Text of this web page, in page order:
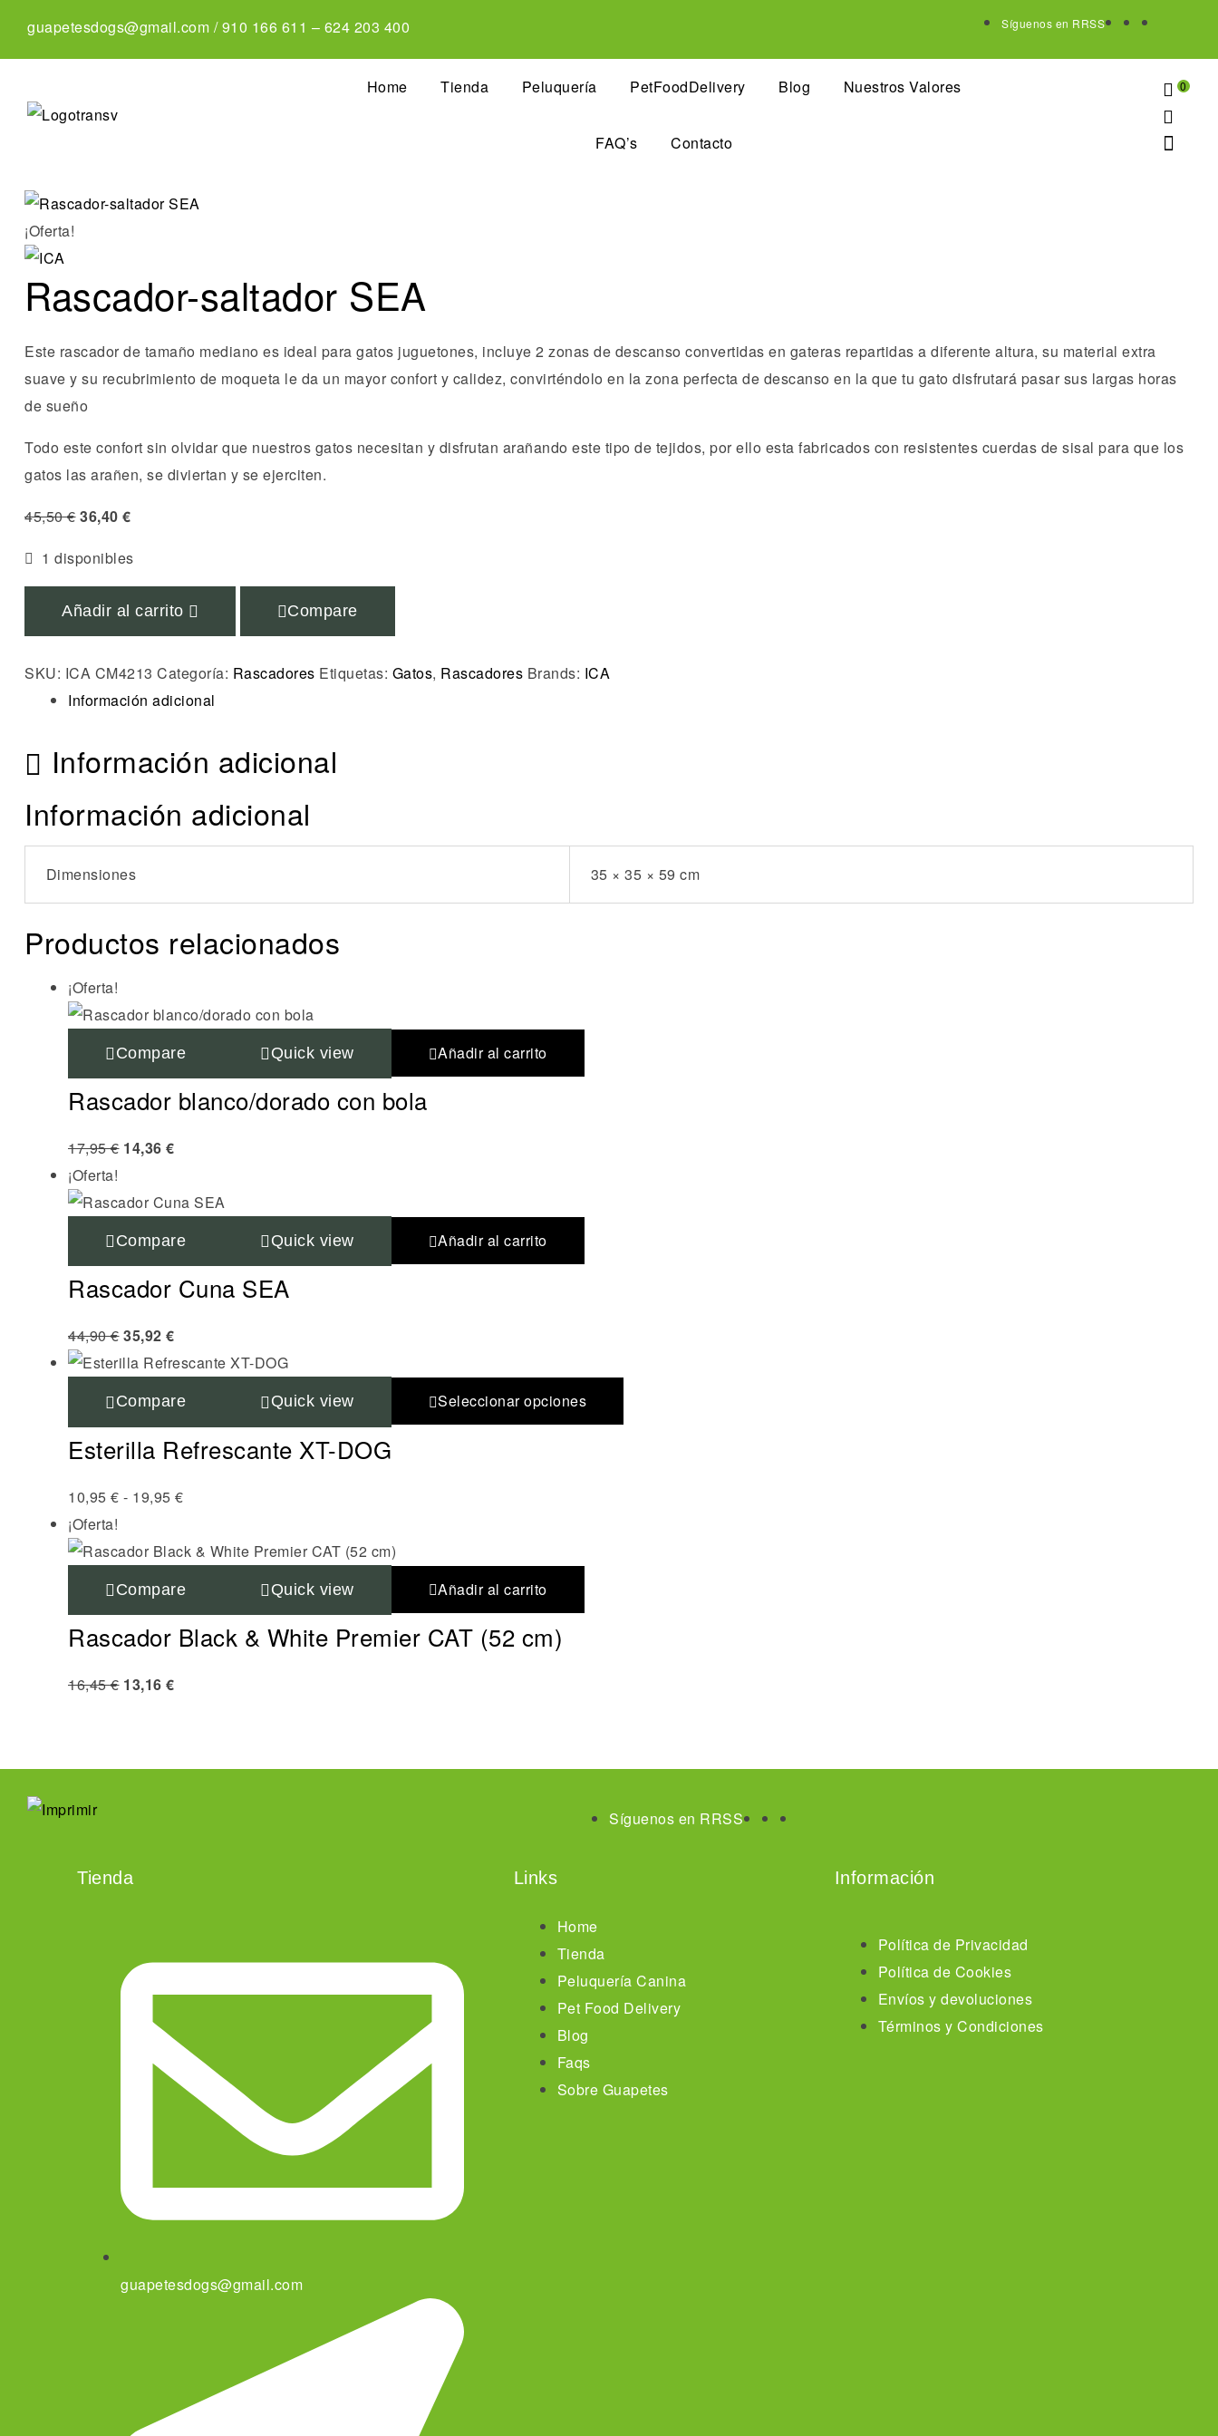
guapetesdogs@gmail.com /910 166 611 – 624 203 400 Síguenos en RRSS
Home Tienda Peluquería PetFoodDelivery Blog Nuestros Valores
FAQ’s Contacto
0
¡Oferta!
Rascador-saltador SEA
Este rascador de tamaño mediano es ideal para gatos juguetones, incluye 2 zonas de descanso convertidas en gateras repartidas a diferente altura, su material extra
suave y su recubrimiento de moqueta le da un mayor confort y calidez, convirténdolo en la zona perfecta de descanso en la que tu gato disfrutará pasar sus largas horas
de sueño
Todo este confort sin olvidar que nuestros gatos necesitan y disfrutan arañando este tipo de tejidos, por ello esta fabricados con resistentes cuerdas de sisal para que los
gatos las arañen, se diviertan y se ejerciten.
45,50€36,40 €
1 disponibles
Añadir al carrito Compare
SKU: ICA CM4213 Categoría: Rascadores Etiquetas: Gatos, Rascadores Brands: ICA
Información adicional
Información adicional
Información adicional
Dimensiones 35 × 35 × 59 cm
Productos relacionados
¡Oferta!
Compare Quick view Añadir al carrito
Rascador blanco/dorado con bola
17,95€ 14,36 €
¡Oferta!
Compare Quick view Añadir al carrito
Rascador Cuna SEA
44,90€35,92 €
Compare Quick view Seleccionar opciones
Esterilla Refrescante XT-DOG
10,95 € - 19,95 €
¡Oferta!
Compare Quick view Añadir al carrito
Rascador Black & White Premier CAT (52 cm)
16,45€ 13,16 €
Síguenos en RRSS
Tienda
guapetesdogs@gmail.com
Links
Home
Tienda
Peluquería Canina
Pet Food Delivery
Blog
Faqs
Sobre Guapetes
Información
Política de Privacidad
Política de Cookies
Envíos y devoluciones
Términos y Condiciones